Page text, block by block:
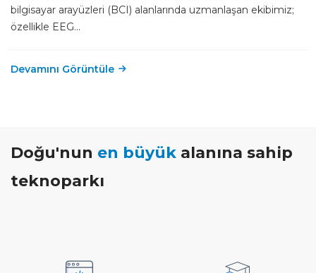
bilgisayar arayüzleri (BCI) alanlarında uzmanlaşan ekibimiz;
özellikle EEG...
Devamını Görüntüle
Doğu'nun en büyük alanına sahip
teknoparkı